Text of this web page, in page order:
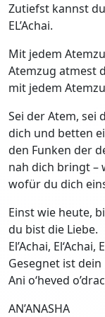
Zutiefst kannst
EL’Achai.
Mit jedem
Atemzug atmest
mit jedem
Sei der Atem, sei
dich und betten
den Funken der
nah dich bringt –
wofür du dich
Einst wie heute,
du bist die Liebe.
El’Achai, El‘Achai,
Gesegnet ist
Ani o‘heved
AN’ANASHA